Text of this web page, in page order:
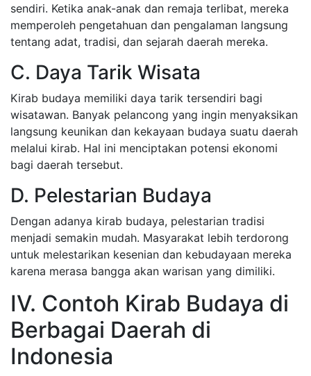
sendiri. Ketika anak-anak dan remaja terlibat, mereka
memperoleh pengetahuan dan pengalaman langsung
tentang adat, tradisi, dan sejarah daerah mereka.
C. Daya Tarik Wisata
Kirab budaya memiliki daya tarik tersendiri bagi
wisatawan. Banyak pelancong yang ingin menyaksikan
langsung keunikan dan kekayaan budaya suatu daerah
melalui kirab. Hal ini menciptakan potensi ekonomi
bagi daerah tersebut.
D. Pelestarian Budaya
Dengan adanya kirab budaya, pelestarian tradisi
menjadi semakin mudah. Masyarakat lebih terdorong
untuk melestarikan kesenian dan kebudayaan mereka
karena merasa bangga akan warisan yang dimiliki.
IV. Contoh Kirab Budaya di
Berbagai Daerah di
Indonesia